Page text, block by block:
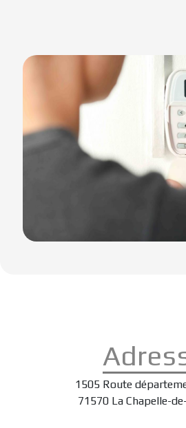
1505 Route
71570 La Chapelle-